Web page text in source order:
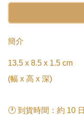
簡介
13.5 x 8.5 x 1.5 cm
(幅 x 高 x 深)
🕐 到貨時間：約 10 日